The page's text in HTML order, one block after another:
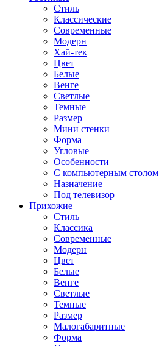
Стиль
Классические
Современные
Модерн
Хай-тек
Цвет
Белые
Венге
Светлые
Темные
Размер
Мини стенки
Форма
Угловые
Особенности
С компьютерным столом
Назначение
Под телевизор
Прихожие
Стиль
Классика
Современные
Модерн
Цвет
Белые
Венге
Светлые
Темные
Размер
Малогабаритные
Форма